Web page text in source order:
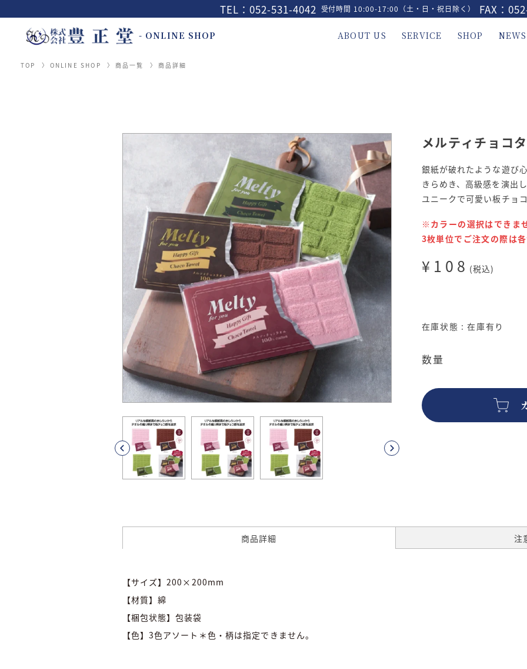
TEL：052-531-4042 受付時間 10:00-17:00（土・日・祝日除く） FAX：
- ONLINE SHOP ABOUT US SERVICE SHOP
TOP ONLINE SHOP 商品一覧 商品詳細
メルティチョコ
銀紙が破れたような遊び
きらめき、高級感を演出
ユニークで可愛い板チョ
※カラーの選択はできま
3枚単位でご注文の際は
¥108 (税込)
在庫状態 : 在庫有り
数量
商品詳細 注
【サイズ】200×200mm
【材質】綿
【梱包状態】包装袋
【色】3色アソート＊色・柄は指定できません。